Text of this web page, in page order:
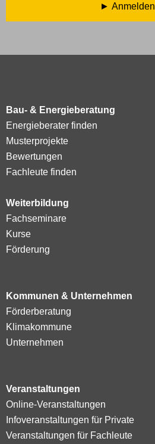
Anmelden
Bau- & Energieberatung
Energieberater finden
Musterprojekte
Bewertungen
Fachleute finden
Weiterbildung
Fachseminare
Kurse
Förderung
Kommunen & Unternehmen
Förderberatung
Klimakommune
Unternehmen
Veranstaltungen
Online-Veranstaltungen
Infoveranstaltungen für Private
Veranstaltungen für Fachleute